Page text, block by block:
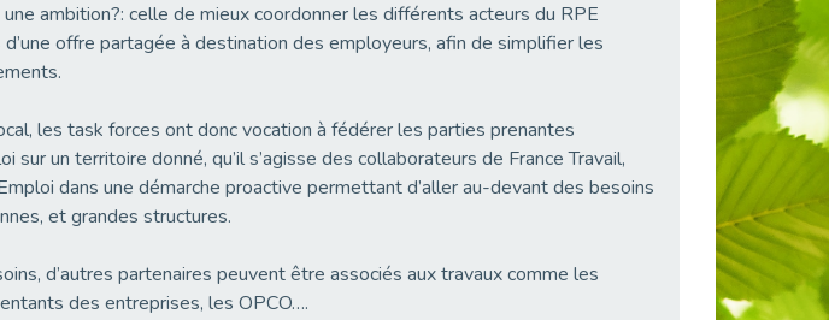
ambition?: celle de mieux coordonner les différents acteurs du RPE
d’une offre partagée à destination des employeurs, afin de simplifier les
les task forces ont donc vocation à fédérer les parties prenantes
sur un territoire donné, qu’il s’agisse des collaborateurs de France Travail,
dans une démarche proactive permettant d’aller au-devant des besoins
et grandes structures.
d’autres partenaires peuvent être associés aux travaux comme les
des entreprises, les OPCO….